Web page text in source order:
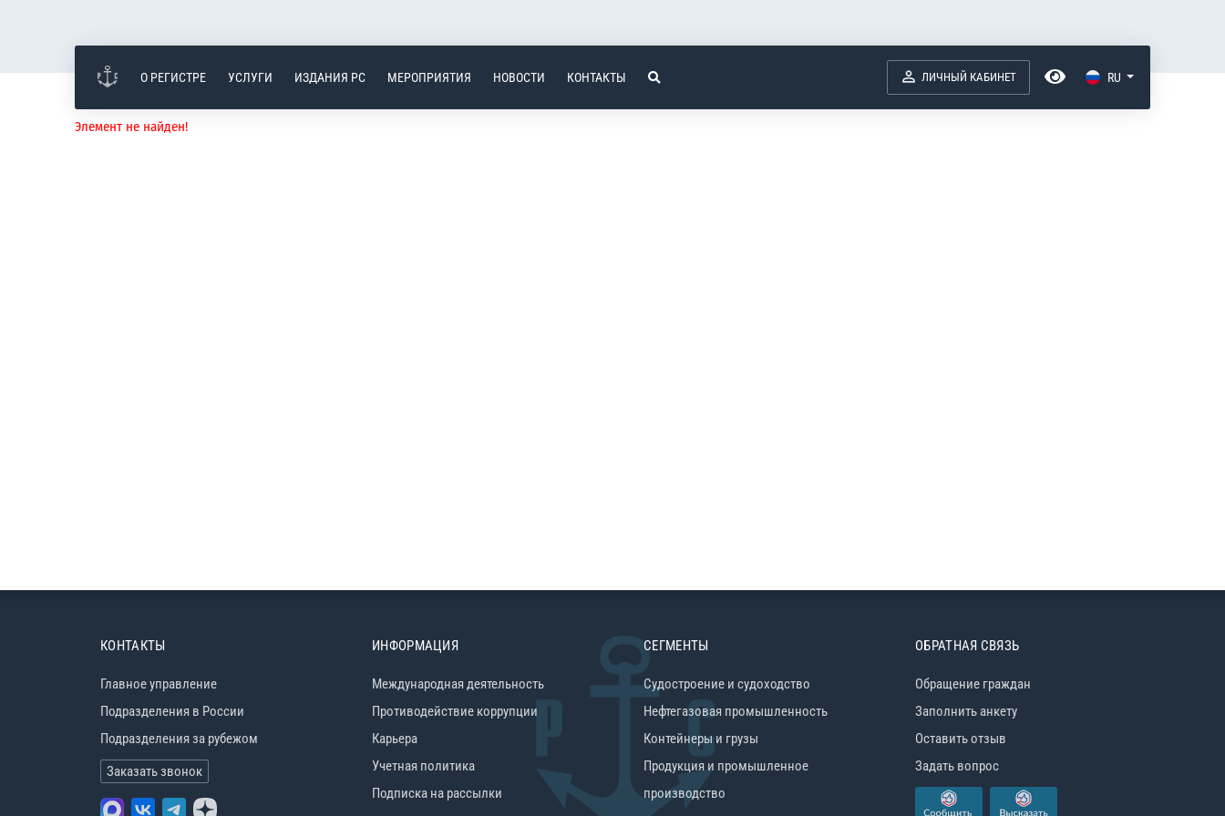
О РЕГИСТРЕ УСЛУГИ ИЗДАНИЯ РС МЕРОПРИЯТИЯ НОВОСТИ КОНТАКТЫ ЛИЧНЫЙ КАБИНЕТ RU
Элемент не найден!
КОНТАКТЫ
Главное управление
Подразделения в России
Подразделения за рубежом
Заказать звонок
ИНФОРМАЦИЯ
Международная деятельность
Противодействие коррупции
Карьера
Учетная политика
Подписка на рассылки
СЕГМЕНТЫ
Судостроение и судоходство
Нефтегазовая промышленность
Контейнеры и грузы
Продукция и промышленное
производство
ОБРАТНАЯ СВЯЗЬ
Обращение граждан
Заполнить анкету
Оставить отзыв
Задать вопрос